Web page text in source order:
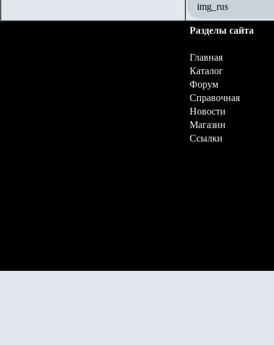
img_rus
Разделы сайта
Главная
Каталог
Форум
Справочная
Новости
Магазин
Ссылки